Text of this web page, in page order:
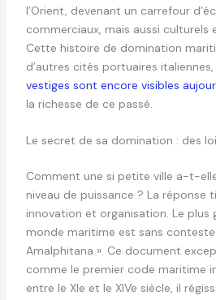
l’Orient, devenant un carrefour
commerciaux, mais aussi culturels
Cette histoire de domination
d’autres cités portuaires italiennes,
vestiges sont encore visibles
la richesse de ce passé.
Le secret de sa domination : des
Comment une si petite ville a-t-
niveau de puissance ? La réponse
innovation et organisation. Le plus
monde maritime est sans conteste
Amalphitana ». Ce document
comme le premier code maritime
entre le XIe et le XIVe siècle, il